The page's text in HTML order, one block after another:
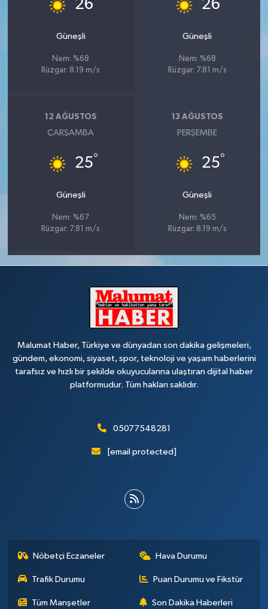
26
Güneşli
Nem: %68
Rüzgar: 8.19 m/s
26
Güneşli
Nem: %68
Rüzgar: 7.81 m/s
12 AĞUSTOS
ÇARŞAMBA
25°
Güneşli
Nem: %67
Rüzgar: 7.81 m/s
13 AĞUSTOS
PERŞEMBE
25°
Güneşli
Nem: %65
Rüzgar: 8.19 m/s
Malumat Haber, Türkiye ve dünyadan son dakika gelişmeleri,
gündem, ekonomi, siyaset, spor, teknoloji ve yaşam haberlerini
tarafsız ve hızlı bir şekilde okuyucularına ulaştıran dijital haber
platformudur. Tüm hakları saklıdır.
05077548281
[email protected]
Nöbetçi Eczaneler Hava Durumu
Trafik Durumu Puan Durumu ve Fikstür
Tüm Manşetler Son Dakika Haberleri